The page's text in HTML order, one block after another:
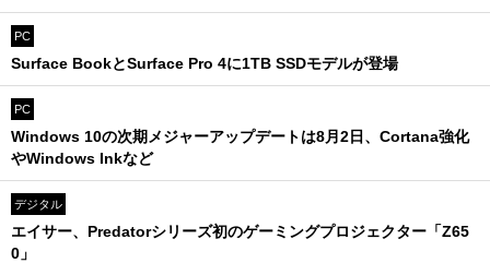
PC
Surface BookとSurface Pro 4に1TB SSDモデルが登場
PC
Windows 10の次期メジャーアップデートは8月2日、Cortana強化
やWindows Inkなど
デジタル
エイサー、Predatorシリーズ初のゲーミングプロジェクター「Z65
0」